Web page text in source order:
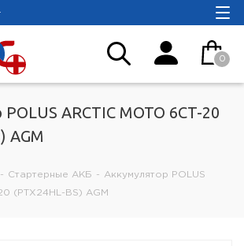
0
ARCTIC MOTO 6CT-20
AGM
- Стартерные АКБ - Аккумулятор POLUS
(PTX24HL-BS) AGM